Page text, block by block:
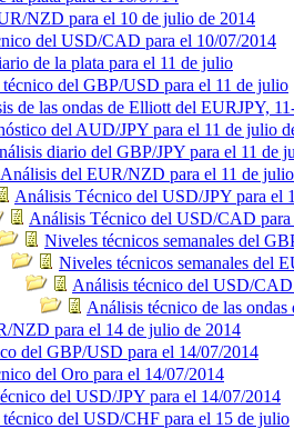
NZD para el 10 de julio de 2014
del USD/CAD para el 10/07/2014
de la plata para el 11 de julio
del GBP/USD para el 11 de julio
de las ondas de Elliott del EURJPY,
del AUD/JPY para el 11 de julio
diario del GBP/JPY para el 11 de
Análisis del EUR/NZD para el 11 de
Análisis Técnico del USD/JPY para el
Análisis Técnico del USD/CAD
Niveles técnicos semanales del
Niveles técnicos semanales del
Análisis técnico del USD/
Análisis técnico de las
NZD para el 14 de julio de 2014
del GBP/USD para el 14/07/2014
del Oro para el 14/07/2014
del USD/JPY para el 14/07/2014
del USD/CHF para el 15 de julio